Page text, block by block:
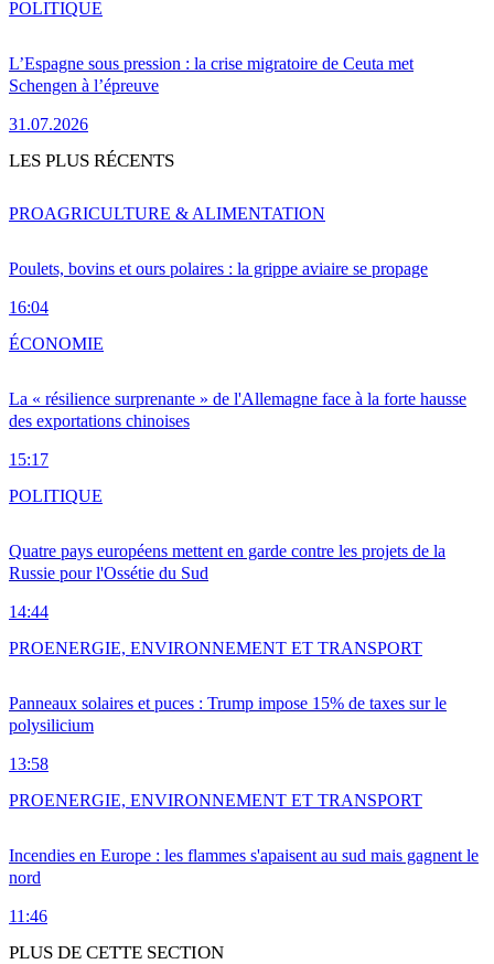
L’Espagne sous pression : la crise migratoire de Ceuta met
Schengen à l’épreuve
31.07.2026
POLITIQUE
LES PLUS RÉCENTS
Poulets, bovins et ours polaires : la grippe aviaire se propage
16:04
PROAGRICULTURE & ALIMENTATION
La « résilience surprenante » de l'Allemagne face à la forte hausse
des exportations chinoises
15:17
ÉCONOMIE
Quatre pays européens mettent en garde contre les projets de la
Russie pour l'Ossétie du Sud
14:44
POLITIQUE
Panneaux solaires et puces : Trump impose 15% de taxes sur le
polysilicium
13:58
PROENERGIE, ENVIRONNEMENT ET TRANSPORT
Incendies en Europe : les flammes s'apaisent au sud mais gagnent le
nord
11:46
PROENERGIE, ENVIRONNEMENT ET TRANSPORT
PLUS DE CETTE SECTION